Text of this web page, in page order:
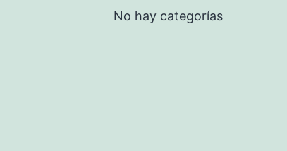
No hay categorías